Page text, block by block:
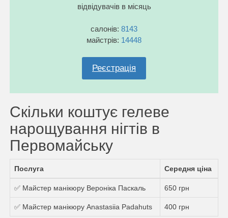
відвідувачів в місяць
салонів: 8143
майстрів: 14448
Реєстрація
Скільки коштує гелеве
нарощування нігтів в
Первомайську
Послуга Середня ціна
✅ Майстер манікюру Вероніка Паскаль 650 грн
✅ Майстер манікюру Anastasiia Padahuts 400 грн